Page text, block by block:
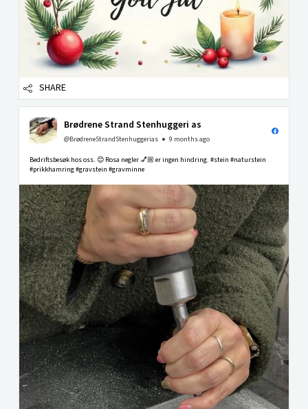
SHARE
Brødrene Strand Stenhuggeri as
@BrødreneStrandStenhuggerias 9 months ago
Bedriftsbesøk hos oss. 😊 Rosa negler 💅🏼 er ingen hindring. #stein #naturstein
#prikkhamring #gravstein #gravminne